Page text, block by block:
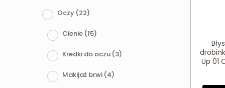
Oczy (22)
Cienie (15)
Kredki do oczu (3)
Makijaż brwi (4)
Up 01